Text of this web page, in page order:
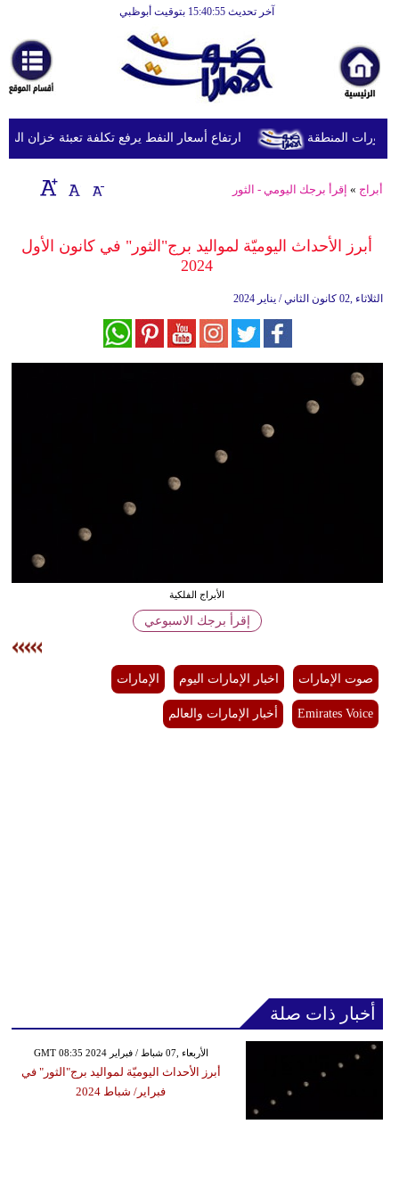
آخر تحديث 15:40:55 بتوقيت أبوظبي
أخبارعاجلة
رياضة
ثقافة
إقتصاد
وموسيقى
تعليم
أزياء
ارتفاع أسعار النفط يرفع تكلفة تعبئة خزان الديزل في بريطانيا المنطقة
أبراج » إقرأ برجك اليومي - الثور
أبرز الأحداث اليوميّة لمواليد برج"الثور" في كانون الأول
2024
الثلاثاء ,02 كانون الثاني / يناير 2024
الأبراج الفلكية
إقرأ برجك الاسبوعي
صوت الإمارات اخبار الإمارات اليوم الإمارات
Emirates Voice أخبار الإمارات والعالم
أخبار ذات صلة
GMT 08:35 2024 الأربعاء ,07 شباط / فبراير
أبرز الأحداث اليوميّة لمواليد برج"الثور" في
فبراير/ شباط 2024